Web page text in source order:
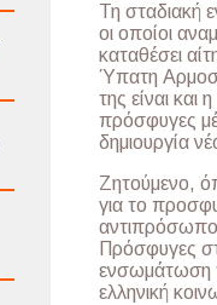
Τη σταδιακή
οι οποίοι
καταθέσει
Ύπατη
της είναι
πρόσφυγες
δημιουργία
Ζητούμενο,
για το
Πρόσφυγες
ενσωμάτωση
ελληνική